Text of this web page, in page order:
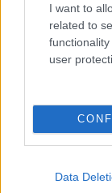
I want to
related to
user
Data
marketing.
tue
di Mailchimp.